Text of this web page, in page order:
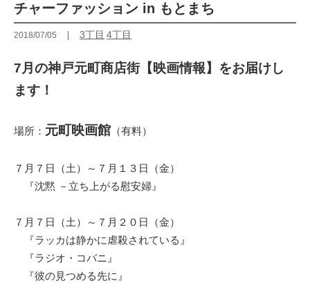
チャーファッション in もとまち
2018/07/05 3丁目 4丁目
7月の神戸元町商店街【映画情報】をお届けし
ます！
場所： 元町映画館 （有料）
７月７日（土）～７月１３日（金）
『沈黙 －立ち上がる慰安婦』
７月７日（土）～７月２０日（金）
『ラッカは静かに虐殺されている』
『ラジオ・コバニ』
『彼の見つめる先に』